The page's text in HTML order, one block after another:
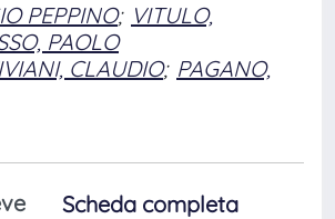
PEPPINO; VITULO,
PAOLO
CLAUDIO; PAGANO,
Scheda completa